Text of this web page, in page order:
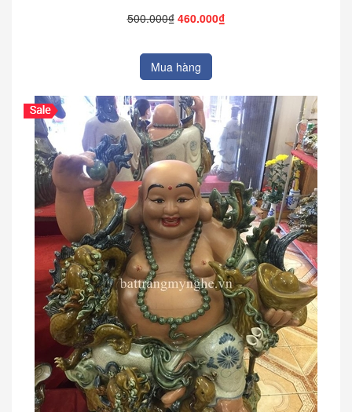
500.000₫ 460.000₫
Mua hàng